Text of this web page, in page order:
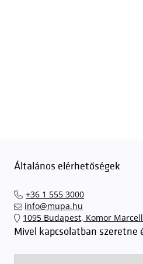
Általános elérhetőségek
+36 1 555 3000
info@mupa.hu
1095 Budapest, Komor
Mivel kapcsolatban szeretne